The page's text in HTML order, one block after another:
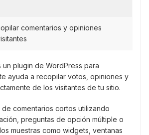
comentarios y opiniones
un plugin de WordPress para
ayuda a recopilar votos, opiniones y
de los visitantes de tu sitio.
de comentarios cortos utilizando
preguntas de opción múltiple o
muestras como widgets, ventanas